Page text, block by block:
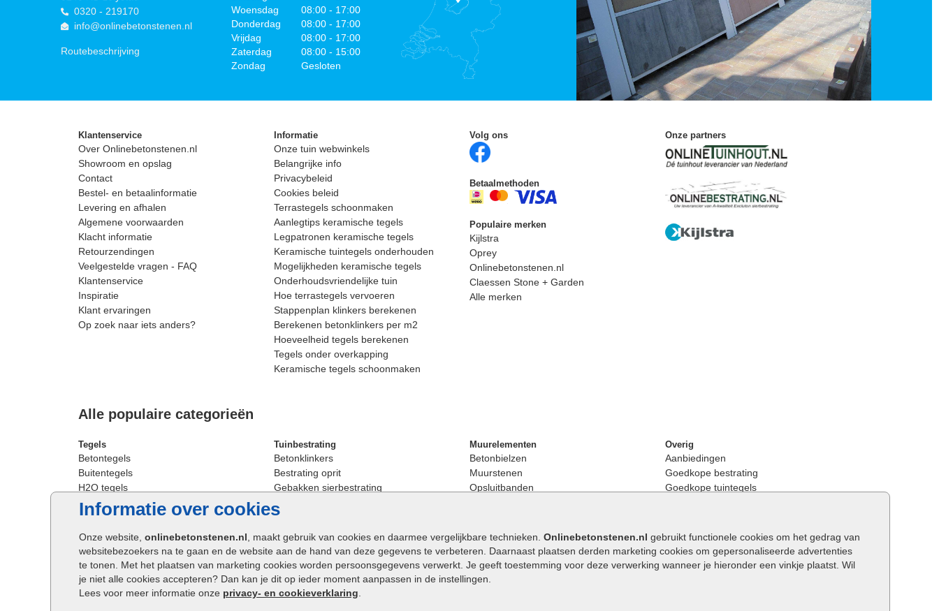
Informatie over cookies
Onze website, onlinebetonstenen.nl , maakt gebruik van cookies en daarmee vergelijkbare technieken. Onlinebetonstenen.nl gebruikt functionele cookies om het gedrag van
websitebezoekers na te gaan en de website aan de hand van deze gegevens te verbeteren. Daarnaast plaatsen derden marketing cookies om gepersonaliseerde advertenties
te tonen. Met het plaatsen van marketing cookies worden persoonsgegevens verwerkt. Je geeft toestemming voor deze verwerking wanneer je hieronder een vinkje plaatst. Wil
je niet alle cookies accepteren? Dan kan je dit op ieder moment aanpassen in de instellingen.
Lees voor meer informatie onze privacy- en cookieverklaring
0320 - 219170
info@onlinebetonstenen.nl
Routebeschrijving
Woensdag
08:00 - 17:00
Donderdag
08:00 - 17:00
Vrijdag
08:00 - 17:00
Zaterdag
08:00 - 15:00
Zondag
Gesloten
Klantenservice
Over Onlinebetonstenen.nl
Showroom en opslag
Contact
Bestel- en betaalinformatie
Levering en afhalen
Algemene voorwaarden
Klacht informatie
Retourzendingen
Veelgestelde vragen - FAQ
Klantenservice
Inspiratie
Klant ervaringen
Op zoek naar iets anders?
Informatie
Onze tuin webwinkels
Belangrijke info
Privacybeleid
Cookies beleid
Terrastegels schoonmaken
Aanlegtips keramische tegels
Legpatronen keramische tegels
Keramische tuintegels onderhouden
Mogelijkheden keramische tegels
Onderhoudsvriendelijke tuin
Hoe terrastegels vervoeren
Stappenplan klinkers berekenen
Berekenen betonklinkers per m2
Hoeveelheid tegels berekenen
Tegels onder overkapping
Keramische tegels schoonmaken
Volg ons
Betaalmethoden
Populaire merken
Kijlstra
Oprey
Onlinebetonstenen.nl
Claessen Stone + Garden
Alle merken
Onze partners
Alle populaire categorieën
Tegels
Betontegels
Buitentegels
H2O tegels
Keramische terrastegels
Oprit tegels
Patio tegels
Siertegels
Stoeptegels
Straattegels
Terrastegels
Tuinbestrating
Betonklinkers
Bestrating oprit
Gebakken sierbestrating
Strakke bestrating
Straatstenen
Straatklinkers
Trommelstenen
Tuinstenen
Waalformaat
Muurelementen
Betonbielzen
Muurstenen
Opsluitbanden
Betonblokken
Stapelstenen
Extra benodigdheden
Overig
Aanbiedingen
Goedkope bestrating
Goedkope tuintegels
Opsluitbanden plaatsen
Keerwanden
Traptreden tuin